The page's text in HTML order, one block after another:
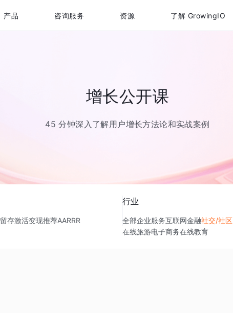
产品 咨询服务 资源 了解 GrowingIO
增长公开课
45 分钟深入了解用户增长方法论和实战案例
留存激活变现推荐AARRR
行业
全部企业服务互联网金融社交/社区
在线旅游电子商务在线教育